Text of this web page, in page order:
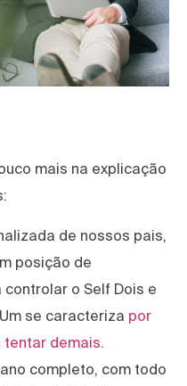
mais na explicação
de nossos pais,
posição de
o Self Dois e
se caracteriza por
tentar demais.
completo, com todo